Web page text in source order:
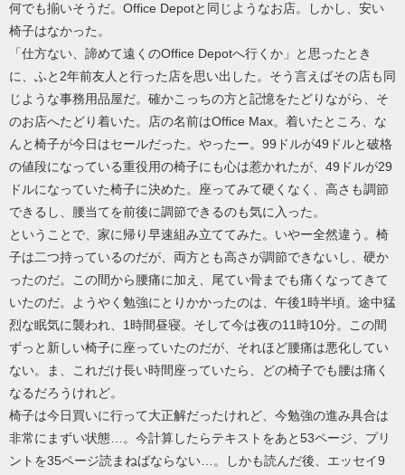
何でも揃いそうだ。Office Depotと同じようなお店。しかし、安い
椅子はなかった。
「仕方ない、諦めて遠くのOffice Depotへ行くか」と思ったとき
に、ふと2年前友人と行った店を思い出した。そう言えばその店も同
じような事務用品屋だ。確かこっちの方と記憶をたどりながら、そ
のお店へたどり着いた。店の名前はOffice Max。着いたところ、な
んと椅子が今日はセールだった。やったー。99ドルが49ドルと破格
の値段になっている重役用の椅子にも心は惹かれたが、49ドルが29
ドルになっていた椅子に決めた。座ってみて硬くなく、高さも調節
できるし、腰当てを前後に調節できるのも気に入った。
ということで、家に帰り早速組み立ててみた。いやー全然違う。椅
子は二つ持っているのだが、両方とも高さが調節できないし、硬か
ったのだ。この間から腰痛に加え、尾てい骨までも痛くなってきて
いたのだ。ようやく勉強にとりかかったのは、午後1時半頃。途中猛
烈な眠気に襲われ、1時間昼寝。そして今は夜の11時10分。この間
ずっと新しい椅子に座っていたのだが、それほど腰痛は悪化してい
ない。ま、これだけ長い時間座っていたら、どの椅子でも腰は痛く
なるだろうけれど。
椅子は今日買いに行って大正解だったけれど、今勉強の進み具合は
非常にまずい状態…。今計算したらテキストをあと53ページ、プリ
ントを35ページ読まねばならない…。しかも読んだ後、エッセイ9